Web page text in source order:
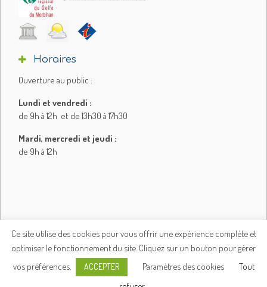
Horaires
Ouverture au public :
Lundi et vendredi :
de 9h à 12h et de 13h30 à 17h30
Mardi, mercredi et jeudi :
de 9h à 12h
Plan du site
Mentions légales
Politique de confidentialité
Ce site utilise des cookies pour vous offrir une expérience complète et
optimiser le fonctionnement du site. Cliquez sur un bouton pour gérer
vos préférences.
ACCEPTER Paramètres des cookies
Tout